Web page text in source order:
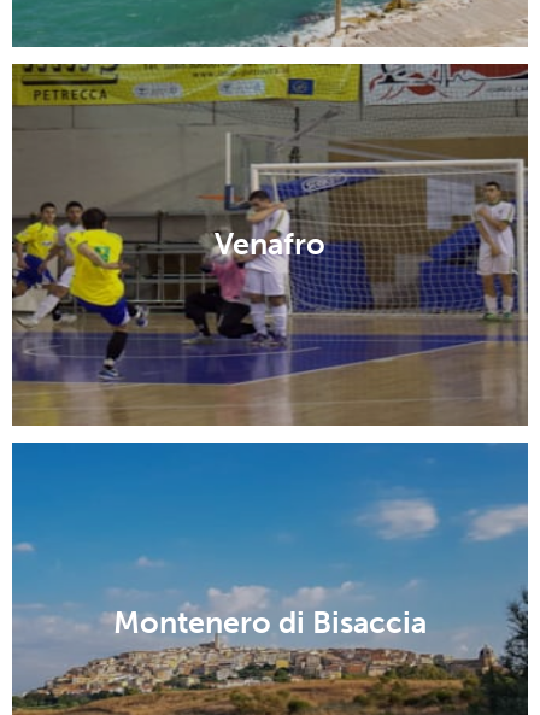
Venafro
Montenero di Bisaccia